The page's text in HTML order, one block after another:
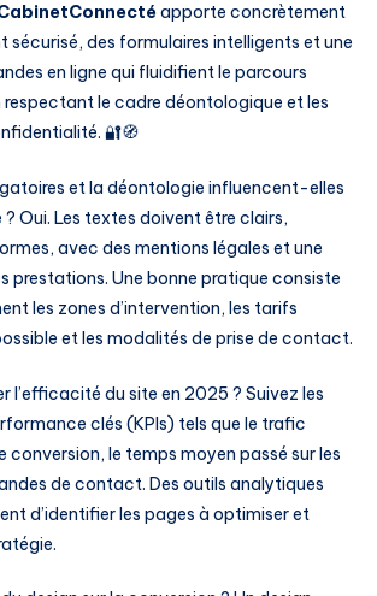
apporte concrètement
sécurisé, des formulaires intelligents et une
en ligne qui fluidifient le parcours
le cadre déontologique et les
🔐🧭
et la déontologie influencent-elles
Oui. Les textes doivent être clairs,
avec des mentions légales et une
prestations. Une bonne pratique consiste
les zones d’intervention, les tarifs
et les modalités de prise de contact.
l’efficacité du site en 2025 ? Suivez les
clés (KPIs) tels que le trafic
conversion, le temps moyen passé sur les
de contact. Des outils analytiques
d’identifier les pages à optimiser et